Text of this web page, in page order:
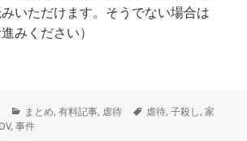
いただけます。そうでない場合は
みください）
カ
テ
まとめ,有料記事, 虐待
タ
虐待,子殺し,家
DV,事件